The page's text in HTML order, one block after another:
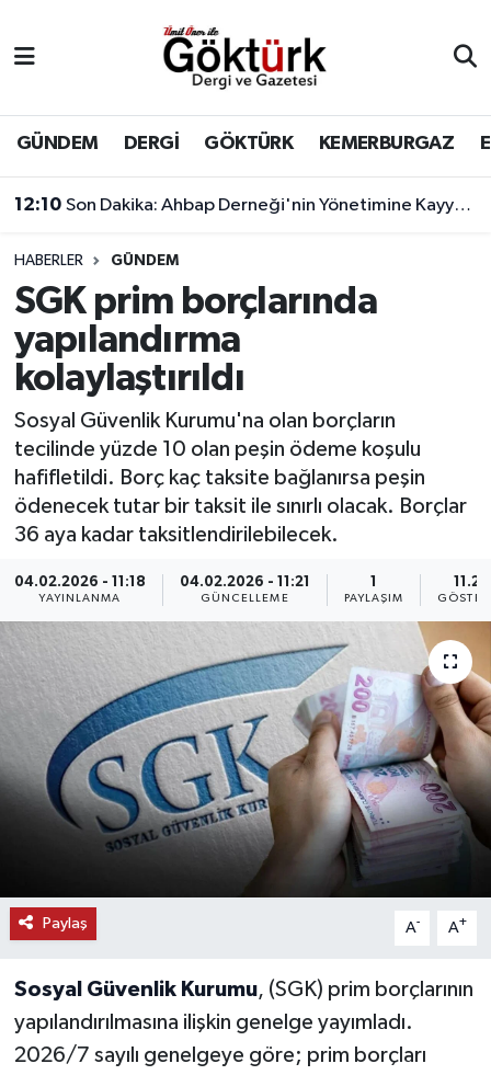
GÜNDEM DERGİ GÖKTÜRK KEMERBURGAZ
12:10 Son Dakika: Ahbap Derneği'nin Yönetimine Kayyum Atandı
HABERLER GÜNDEM
SGK prim borçlarında
yapılandırma
kolaylaştırıldı
Sosyal Güvenlik Kurumu'na olan borçların
tecilinde yüzde 10 olan peşin ödeme koşulu
hafifletildi. Borç kaç taksite bağlanırsa peşin
ödenecek tutar bir taksit ile sınırlı olacak. Borçlar
36 aya kadar taksitlendirilebilecek.
04.02.2026 - 11:18
YAYINLANMA
04.02.2026 - 11:21
GÜNCELLEME
1
PAYLAŞIM
11.2K
Paylaş A- A+
Sosyal Güvenlik Kurumu, (SGK) prim borçlarının
yapılandırılmasına ilişkin genelge yayımladı.
2026/7 sayılı genelgeye göre; prim borçları
BİLİM
DERGİ
DÜNYA
EĞİTİM
EKONOMİ
GÖKTÜRK
GÜNDEM
KEMERBURGAZ
KÜLTÜR - SANAT
MAGAZİN
ÖZEL HABER
SAĞLIK
SPOR
TİCARET
YAŞAM
Eyüpsultan Hava Durumu
Eyüpsultan Trafik Yoğunluk Haritası
Süper Lig Puan Durumu ve Fikstür
Tüm Manşetler
Son Dakika Haberleri
Haber Arşivi